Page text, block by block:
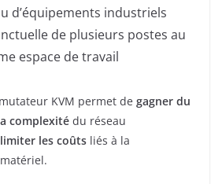
d’équipements industriels
de plusieurs postes au
espace de travail
KVM permet de gagner du
complexité du réseau
limiter les coûts liés à la